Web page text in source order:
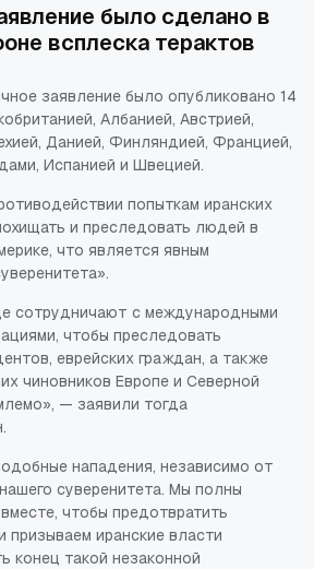
было сделано в
всплеска терактов
заявление было опубликовано 14
Албанией, Австрией,
Данией, Финляндией, Францией,
Испанией и Швецией.
попыткам иранских
и преследовать людей в
что является явным
сотрудничают с международными
чтобы преследовать
еврейских граждан, а также
чиновников Европе и Северной
— заявили тогда
нападения, независимо от
суверенитета. Мы полны
чтобы предотвратить
призываем иранские власти
конец такой незаконной